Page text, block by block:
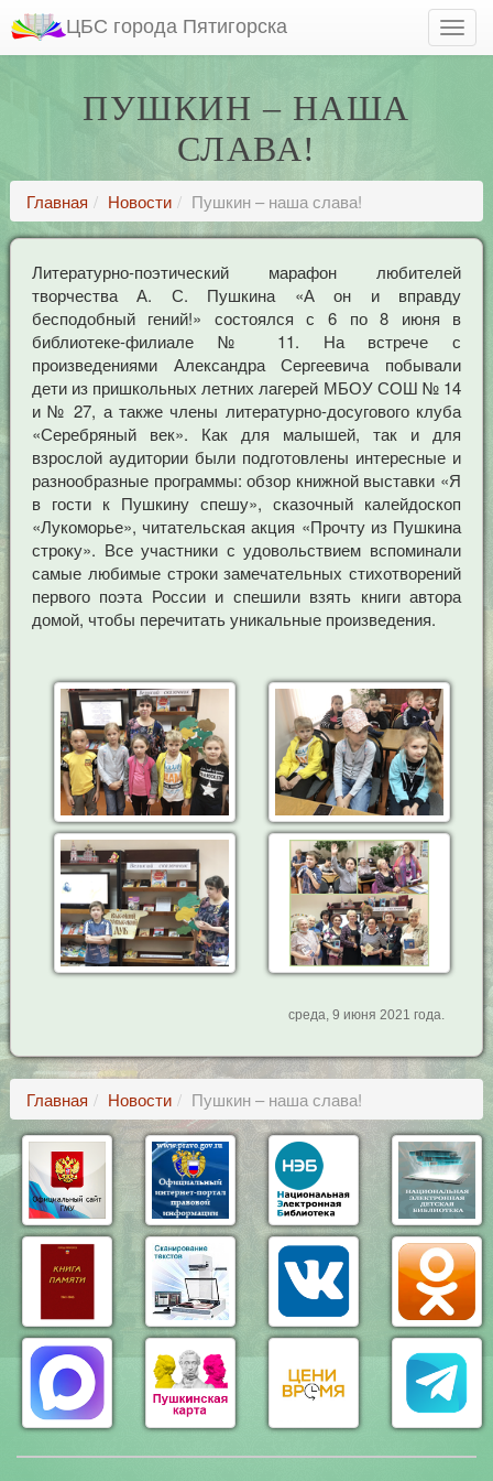
ЦБС города Пятигорска
ПУШКИН – НАША
СЛАВА!
Главная Новости Пушкин – наша слава!
Литературно-поэтический марафон любителей
творчества А. С. Пушкина «А он и вправду
бесподобный гений!» состоялся с 6 по 8 июня в
библиотеке-филиале № 11. На встрече с
произведениями Александра Сергеевича побывали
дети из пришкольных летних лагерей МБОУ СОШ № 14
и № 27, а также члены литературно-досугового клуба
«Серебряный век». Как для малышей, так и для
взрослой аудитории были подготовлены интересные и
разнообразные программы: обзор книжной выставки «Я
в гости к Пушкину спешу», сказочный калейдоскоп
«Лукоморье», читательская акция «Прочту из Пушкина
строку». Все участники с удовольствием вспоминали
самые любимые строки замечательных стихотворений
первого поэта России и спешили взять книги автора
домой, чтобы перечитать уникальные произведения.
среда, 9 июня 2021 года.
Главная Новости Пушкин – наша слава!